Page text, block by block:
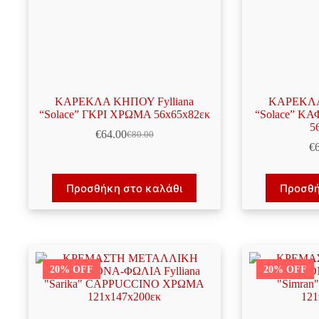
ΚΑΡΕΚΛΑ ΚΗΠΟΥ Fylliana
“Solace” ΓΚΡΙ ΧΡΩΜΑ 56x65x82εκ
€80.00
Original
€64.00Η
€64.00.
Προσθήκη στο καλάθι
“Solace”
€
20% OFF 20% OFF